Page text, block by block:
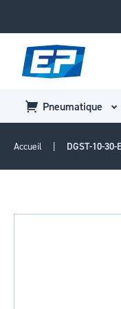
Pneumatique
Accueil DGST-10-